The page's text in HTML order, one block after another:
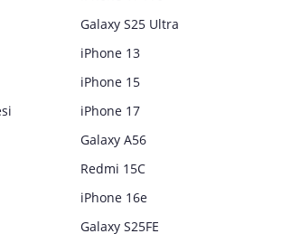
Galaxy S25 Ultra
iPhone 13
iPhone 15
iPhone 17
Galaxy A56
Redmi 15C
iPhone 16e
Galaxy S25FE